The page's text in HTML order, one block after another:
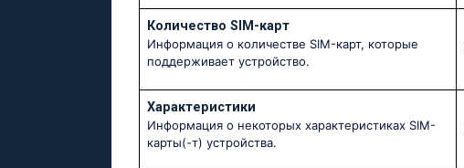
Количество SIM-карт
Информация о количестве SIM-карт, которые
поддерживает устройство.
Характеристики
Информация о некоторых характеристиках SIM-
карты(-т) устройства.